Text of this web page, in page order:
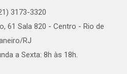
3173-3320
61 Sala 820 - Centro - Rio de
RJ
a Sexta: 8h às 18h.